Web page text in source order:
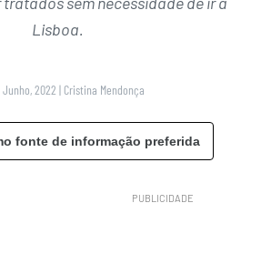
Lisboa.
Junho, 2022 | Cristina Mendonça
fonte de informação preferida